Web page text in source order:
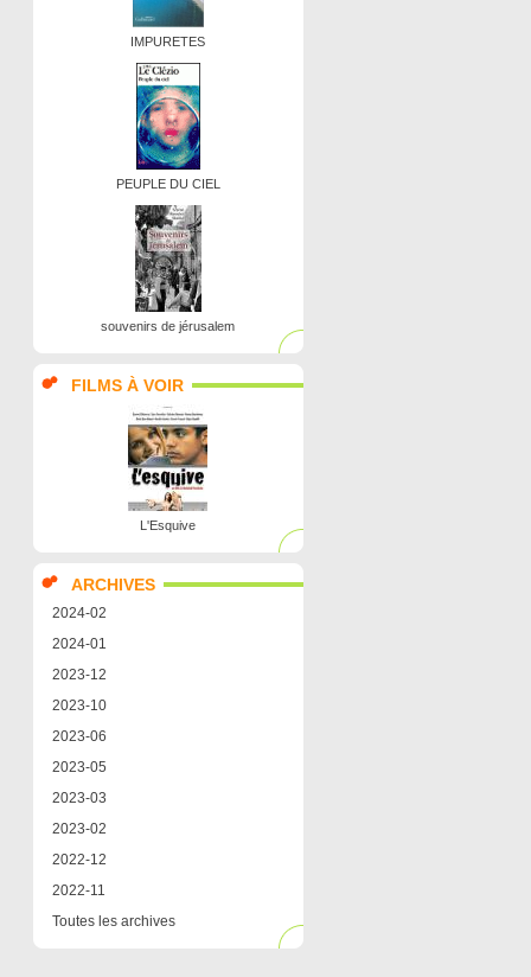
IMPURETES
PEUPLE DU CIEL
souvenirs de jérusalem
FILMS À VOIR
L'Esquive
ARCHIVES
2024-02
2024-01
2023-12
2023-10
2023-06
2023-05
2023-03
2023-02
2022-12
2022-11
Toutes les archives